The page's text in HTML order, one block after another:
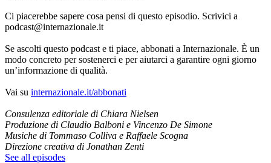
Ci piacerebbe sapere cosa pensi di questo episodio. Scrivici a
podcast@internazionale.it
Se ascolti questo podcast e ti piace, abbonati a Internazionale. È un
modo concreto per sostenerci e per aiutarci a garantire ogni giorno
un’informazione di qualità.
Vai su internazionale.it/abbonati
Consulenza editoriale di Chiara Nielsen
Produzione di Claudio Balboni e Vincenzo De Simone
Musiche di Tommaso Colliva e Raffaele Scogna
Direzione creativa di Jonathan Zenti
See all episodes